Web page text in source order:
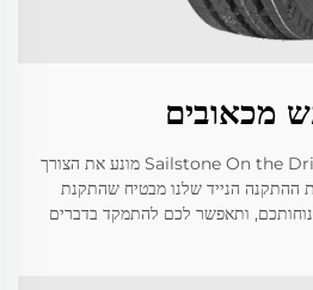
מכאובים
שירות צמיגי Halfords של Sailstone On the Drive מונע את הצורך
ההתקנה הנייד שלנו מבטיח שהתקנת
ותאפשר לכם להתמקד בדברים